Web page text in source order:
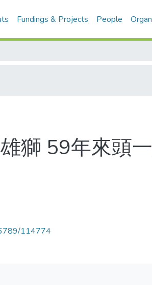
Fundings & Projects People
獅 59年來頭
114774